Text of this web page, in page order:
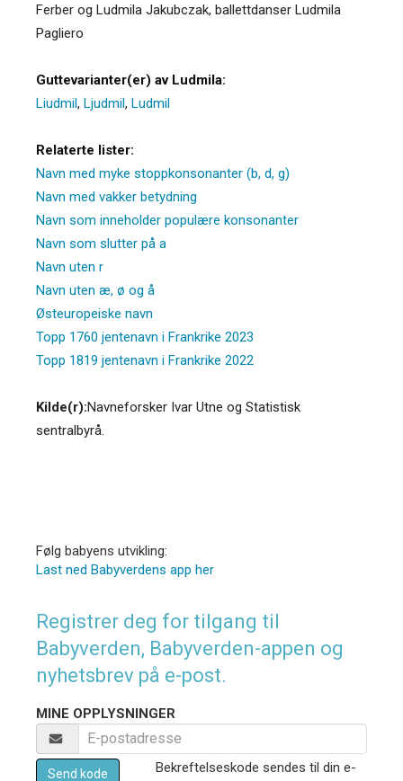
Ferber og Ludmila Jakubczak, ballettdanser Ludmila
Pagliero
Guttevarianter(er) av Ludmila:
Liudmil, Ljudmil, Ludmil
Relaterte lister:
Navn med myke stoppkonsonanter (b, d, g)
Navn med vakker betydning
Navn som inneholder populære konsonanter
Navn som slutter på a
Navn uten r
Navn uten æ, ø og å
Østeuropeiske navn
Topp 1760 jentenavn i Frankrike 2023
Topp 1819 jentenavn i Frankrike 2022
Kilde(r):Navneforsker Ivar Utne og Statistisk
sentralbyrå.
Følg babyens utvikling:
Last ned Babyverdens app her
Registrer deg for tilgang til
Babyverden, Babyverden-appen og
nyhetsbrev på e-post.
MINE OPPLYSNINGER
Send kode
Bekreftelseskode sendes til din e-